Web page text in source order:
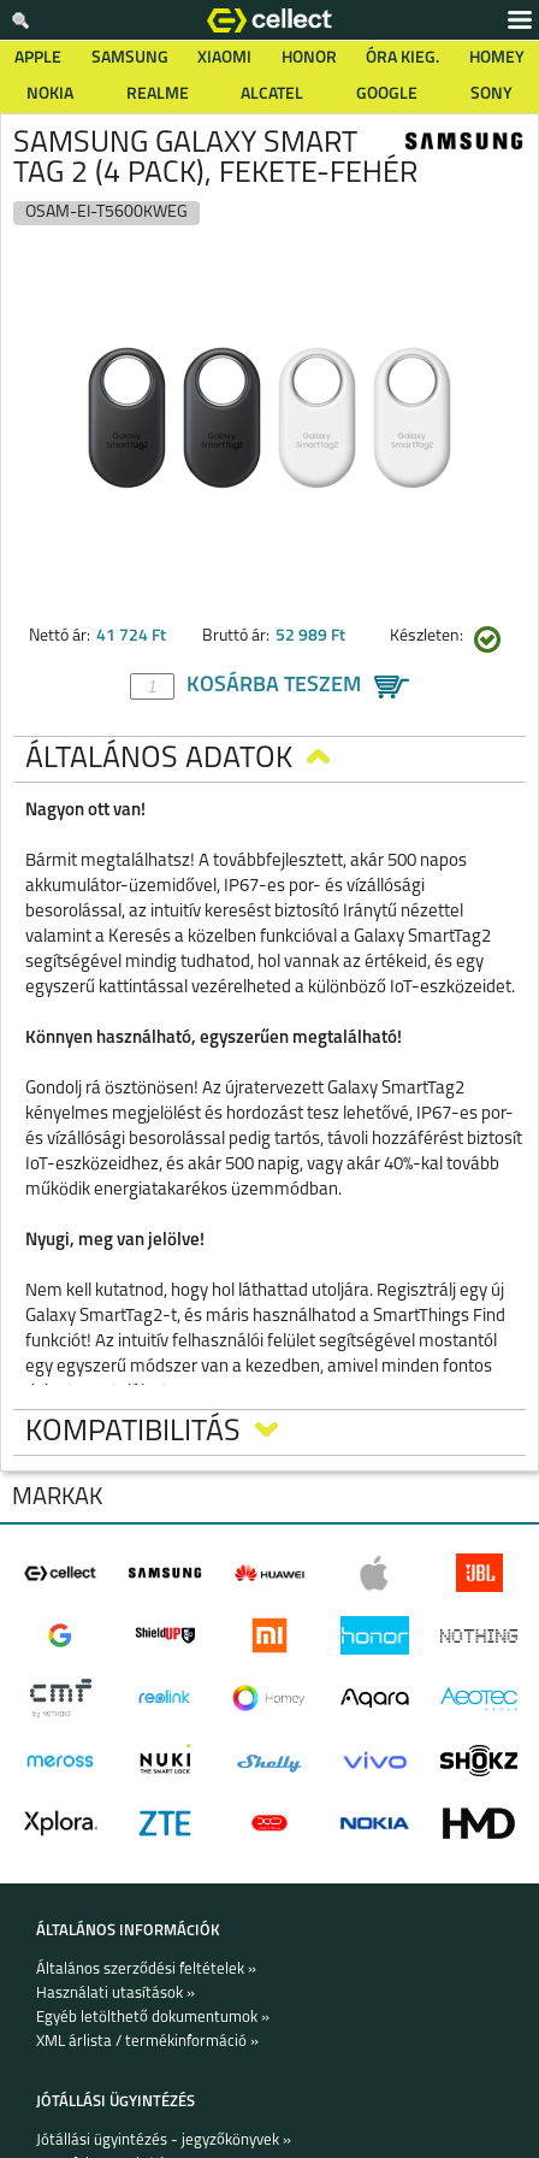
APPLE SAMSUNG XIAOMI HONOR ÓRA KIEG.
HOMEY
NOKIA
REALME ALCATEL GOOGLE SONY
SAMSUNG GALAXY SMART
TAG 2 (4 PACK), FEKETE-FEHÉR
OSAM-EI-T5600KWEG
Nettó ár: 41 724 Ft Bruttó ár: 52 989 Ft Készleten:
KOSÁRBA TESZEM
ÁLTALÁNOS ADATOK
Nagyon ott van!
Bármit megtalálhatsz! A továbbfejlesztett, akár 500 napos
akkumulátor-üzemidővel, IP67-es por- és vízállósági
besorolással, az intuitív keresést biztosító Iránytű nézettel
valamint a Keresés a közelben funkcióval a Galaxy SmartTag2
segítségével mindig tudhatod, hol vannak az értékeid, és egy
egyszerű kattintással vezérelheted a különböző IoT-eszközeidet.
Könnyen használható, egyszerűen megtalálható!
Gondolj rá ösztönösen! Az újratervezett Galaxy SmartTag2
kényelmes megjelölést és hordozást tesz lehetővé, IP67-es por-
és vízállósági besorolással pedig tartós, távoli hozzáférést biztosít
IoT-eszközeidhez, és akár 500 napig, vagy akár 40%-kal tovább
működik energiatakarékos üzemmódban.
Nyugi, meg van jelölve!
Nem kell kutatnod, hogy hol láthattad utoljára. Regisztrálj egy új
Galaxy SmartTag2-t, és máris használhatod a SmartThings Find
funkciót! Az intuitív felhasználói felület segítségével mostantól
egy egyszerű módszer van a kezedben, amivel minden fontos
Nem veszett el. A közelben van!
Valami elveszett? Kapcsold be a Keresés a közelben funkciót, és
az Iránytű nézet segítségével intuitív iránymutatásokat kaphatsz.
SmartTag hangjelzés funkciót, hogy a SmartTag2 hangot játsszon
Találd meg az Elveszve Mód segítségével!
Segíts neki, hogy visszakerüljön hozzád! Amikor az Elveszett Mód
aktiválva van, a Galaxy SmartTag2 NFC funkciója megjeleníti a
megtaláló okostelefonján az általad regisztrált elérhetőségeket
és üzenetet, az operációs rendszertől függetlenül.
KOMPATIBILITÁS
HONOR 600 HONOR 600 PRO HONOR 600 LITE
MAGIC 8 PRO MAGIC 8 LITE 5G HONOR 400 PRO
HONOR 400 HONOR 400 LITE
MÁRKÁK
ÁLTALÁNOS INFORMÁCIÓK
Általános szerződési feltételek »
Használati utasítások »
Egyéb letölthető dokumentumok »
XML árlista / termékinformáció »
JÓTÁLLÁSI ÜGYINTÉZÉS
Jótállási ügyintézés - jegyzőkönyvek »